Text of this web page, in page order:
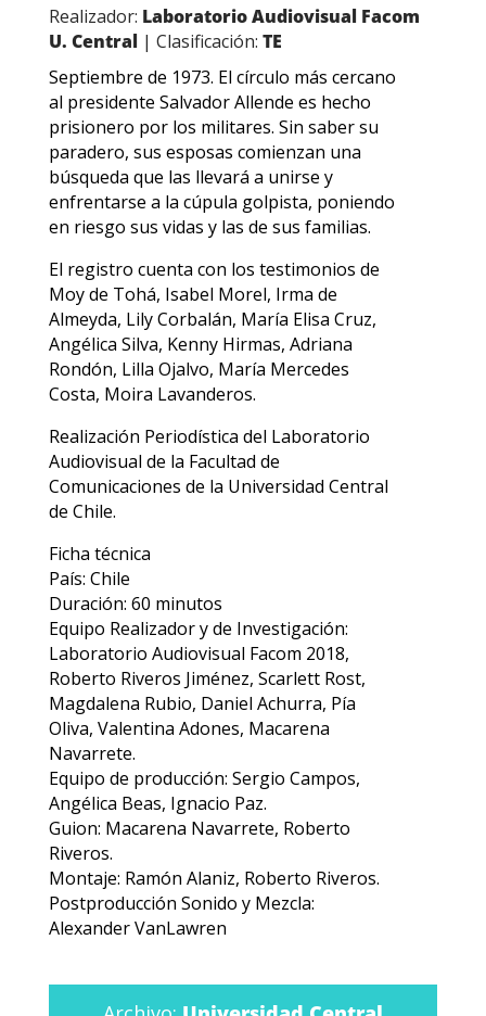
Realizador: Laboratorio Audiovisual Facom
U. Central| Clasificación: TE
Septiembre de 1973. El círculo más cercano
al presidente Salvador Allende es hecho
prisionero por los militares. Sin saber su
paradero, sus esposas comienzan una
búsqueda que las llevará a unirse y
enfrentarse a la cúpula golpista, poniendo
en riesgo sus vidas y las de sus familias.
El registro cuenta con los testimonios de
Moy de Tohá, Isabel Morel, Irma de
Almeyda, Lily Corbalán, María Elisa Cruz,
Angélica Silva, Kenny Hirmas, Adriana
Rondón, Lilla Ojalvo, María Mercedes
Costa, Moira Lavanderos.
Realización Periodística del Laboratorio
Audiovisual de la Facultad de
Comunicaciones de la Universidad Central
de Chile.
Ficha técnica
País: Chile
Duración: 60 minutos
Equipo Realizador y de Investigación:
Laboratorio Audiovisual Facom 2018,
Roberto Riveros Jiménez, Scarlett Rost,
Magdalena Rubio, Daniel Achurra, Pía
Oliva, Valentina Adones, Macarena
Navarrete.
Equipo de producción: Sergio Campos,
Angélica Beas, Ignacio Paz.
Guion: Macarena Navarrete, Roberto
Riveros.
Montaje: Ramón Alaniz, Roberto Riveros.
Postproducción Sonido y Mezcla:
Alexander VanLawren